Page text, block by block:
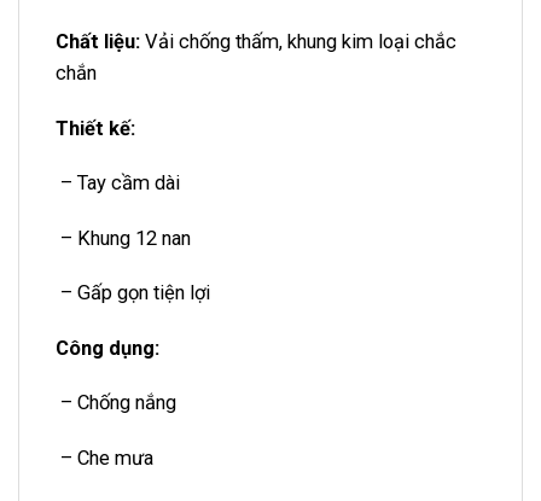
Chất liệu: Vải chống thấm, khung kim loại chắc
chắn
Thiết kế:
– Tay cầm dài
– Khung 12 nan
– Gấp gọn tiện lợi
Công dụng:
– Chống nắng
– Che mưa